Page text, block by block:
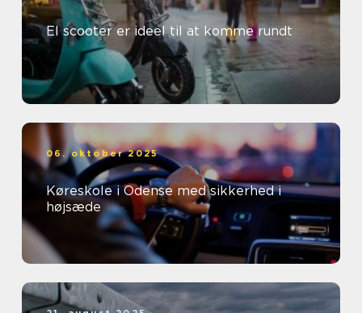
El scooter er ideel til at komme rundt
06. oktober 2025
Køreskole i Odense med sikkerhed i
højsæde